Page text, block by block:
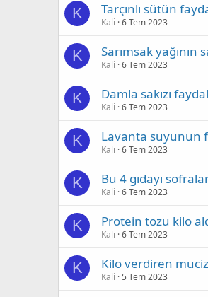
K Tarçınlı sütün
Kali 6 Tem 2023
K Sarımsak yağının
Kali 6 Tem 2023
K Damla sakızı
Kali 6 Tem 2023
K Lavanta suyunun
Kali 6 Tem 2023
K Bu 4 gıdayı
Kali 6 Tem 2023
K Protein tozu kilo
Kali 6 Tem 2023
K Kilo verdiren
Kali 5 Tem 2023